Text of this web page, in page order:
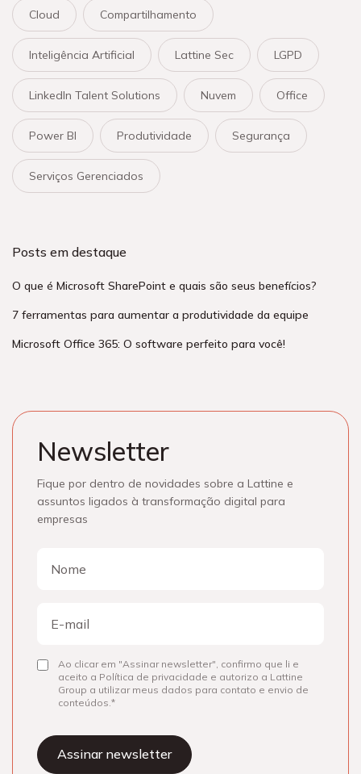
Cloud Compartilhamento
Inteligência Artificial Lattine Sec LGPD
LinkedIn Talent Solutions Nuvem Office
Power BI Produtividade Segurança
Serviços Gerenciados
Posts em destaque
O que é Microsoft SharePoint e quais são seus benefícios?
7 ferramentas para aumentar a produtividade da equipe
Microsoft Office 365: O software perfeito para você!
Newsletter
Fique por dentro de novidades sobre a Lattine e
assuntos ligados à transformação digital para
empresas
mail
ConsentirAo clicar em "Assinar newsletter", confirmo que li e
aceito a Política de privacidade e autorizo a Lattine
Group a utilizar meus dados para contato e envio de
conteúdos.